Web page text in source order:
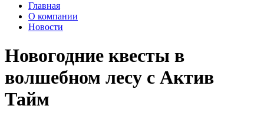
Главная
О компании
Новости
Новогодние квесты в
волшебном лесу с Актив
Тайм